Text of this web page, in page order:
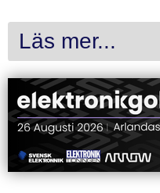
Läs mer...